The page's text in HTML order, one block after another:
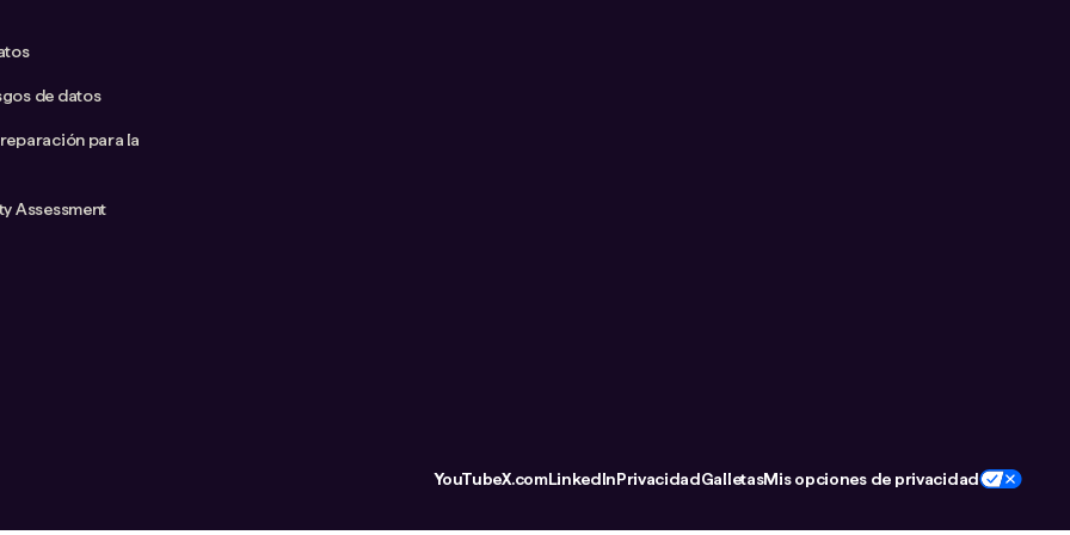
de datos
para la
Assessment
YouTubeX.comLinkedInPrivacidadGalletasMis opciones de privacidad